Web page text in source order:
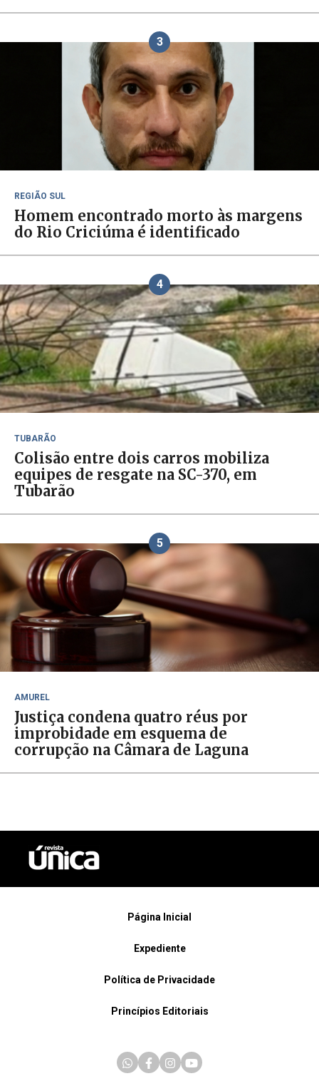
3
REGIÃO SUL
Homem encontrado morto às margens
do Rio Criciúma é identificado
4
TUBARÃO
Colisão entre dois carros mobiliza
equipes de resgate na SC-370, em
Tubarão
5
AMUREL
Justiça condena quatro réus por
improbidade em esquema de
corrupção na Câmara de Laguna
Página Inicial
Expediente
Política de Privacidade
Princípios Editoriais